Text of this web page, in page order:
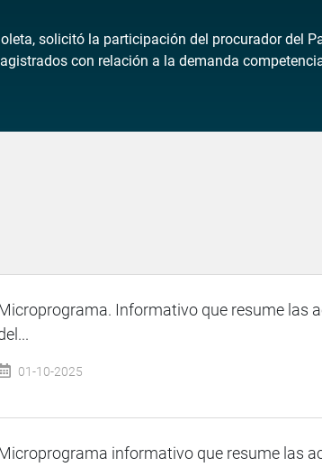
solicitó la participación del procurador del
con relación a la demanda
Informativo que resume las
01-10-2025
informativo que resume las